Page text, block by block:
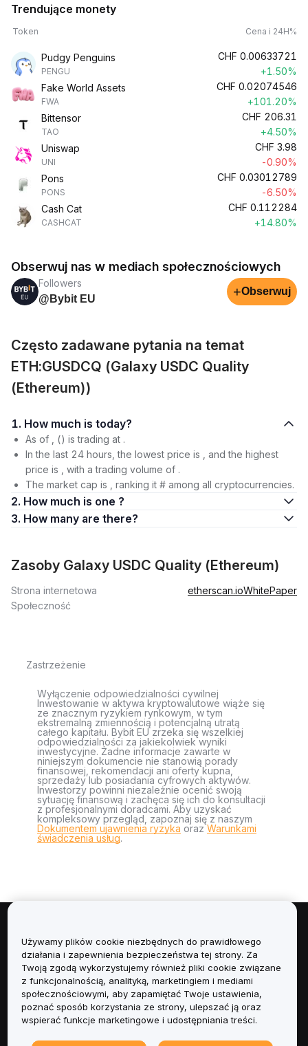
Trendujące monety
Token Cena i 24H%
Pudgy Penguins
PENGU
CHF 0.00633721
+1.50%
Fake World Assets
FWA
CHF 0.02074546
+101.20%
Bittensor
TAO
CHF 206.31
+4.50%
Uniswap
UNI
CHF 3.98
-0.90%
Pons
PONS
CHF 0.03012789
-6.50%
Cash Cat
CASHCAT
CHF 0.112284
+14.80%
Obserwuj nas w mediach społecznościowych
Followers
@Bybit EU
+Obserwuj
Często zadawane pytania na temat
ETH:GUSDCQ (Galaxy USDC Quality
(Ethereum))
1. How much is today?
As of , () is trading at .
In the last 24 hours, the lowest price is , and the highest
price is , with a trading volume of .
The market cap is , ranking it # among all cryptocurrencies.
2. How much is one ?
3. How many are there?
Zasoby Galaxy USDC Quality (Ethereum)
Strona internetowa etherscan.ioWhitePaper
Społeczność
Zastrzeżenie
Wyłączenie odpowiedzialności cywilnej
Inwestowanie w aktywa kryptowalutowe wiąże się
ze znacznym ryzykiem rynkowym, w tym
ekstremalną zmiennością i potencjalną utratą
całego kapitału. Bybit EU zrzeka się wszelkiej
odpowiedzialności za jakiekolwiek wyniki
inwestycyjne. Żadne informacje zawarte w
niniejszym dokumencie nie stanowią porady
finansowej, rekomendacji ani oferty kupna,
sprzedaży lub posiadania cyfrowych aktywów.
Inwestorzy powinni niezależnie ocenić swoją
sytuację finansową i zachęca się ich do konsultacji
z profesjonalnymi doradcami. Aby uzyskać
kompleksowy przegląd, zapoznaj się z naszym
Dokumentem ujawnienia ryzyka orazWarunkami
świadczenia usług.
Informacje
Usługi
Obsługa Klienta
Używamy plików cookie niezbędnych do prawidłowego
działania i zapewnienia bezpieczeństwa tej strony. Za
Twoją zgodą wykorzystujemy również pliki cookie związane
z funkcjonalnością, analityką, marketingiem i mediami
społecznościowymi, aby zapamiętać Twoje ustawienia,
poznać sposób korzystania ze strony, ulepszać ją oraz
wspierać funkcje marketingowe i udostępniania treści.